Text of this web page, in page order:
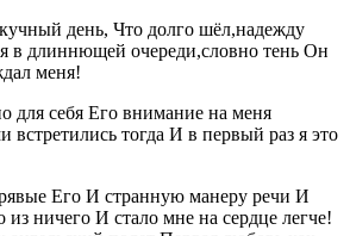
день, Что долго шёл,надежду
в длиннющей очереди,словно тень Он
меня!
для себя Его внимание на меня
встретились тогда И в первый раз я это
Его И странную манеру речи И
из ничего И стало мне на сердце легче!